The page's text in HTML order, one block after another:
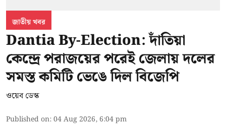
জাতীয় খবর
Dantia By-Election: দাঁতিয়া
কেন্দ্রে পরাজয়ের পরেই জেলায় দলের
সমস্ত কমিটি ভেঙে দিল বিজেপি
ওয়েব ডেস্ক
Published on:04 Aug 2026, 6:04 pm